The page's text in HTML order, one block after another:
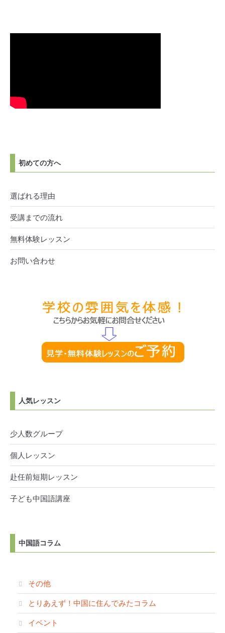
初めての方へ
選ばれる理由
受講までの流れ
無料体験レッスン
お問い合わせ
人気レッスン
少人数グループ
個人レッスン
赴任前短期レッスン
子ども中国語講座
中国語コラム
その他
とりあえず！中国に住んでみたコラム
イベント